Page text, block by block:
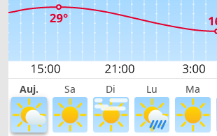
Auj. Sa Di Lu Ma